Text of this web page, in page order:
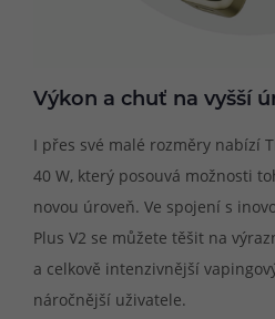
Výkon a chuť na vyšší
I přes své malé rozměry nabízí
40 W, který posouvá možnosti
novou úroveň. Ve spojení s
Plus V2 se můžete těšit na
a celkově intenzivnější
náročnější uživatele.